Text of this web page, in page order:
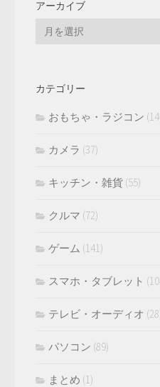
アーカイブ
ブ
カテゴリー
おもちゃ・ラジコン
カメラ (37)
キッチン・雑貨 (55)
クルマ (72)
ゲーム (141)
スマホ・タブレット
テレビ・オーディオ
パソコン (89)
まとめ (1)